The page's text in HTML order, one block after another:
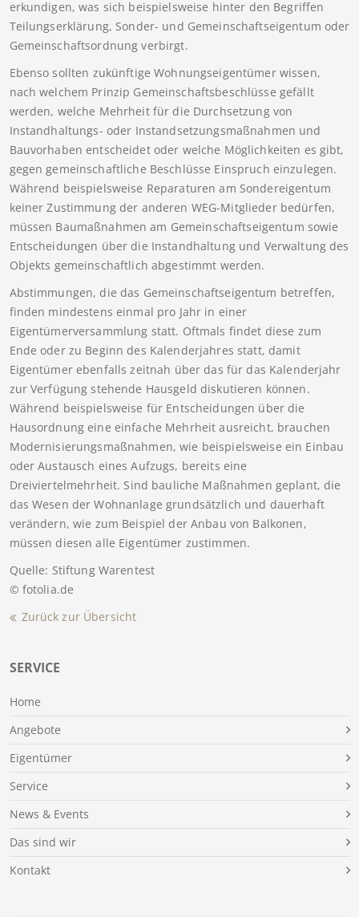
SERVICE
Home
Angebote
Eigentümer
Service
News & Events
Das sind wir
Kontakt
erkundigen, was sich beispielsweise hinter den Begriffen
Teilungserklärung, Sonder- und Gemeinschaftseigentum oder
Gemeinschaftsordnung verbirgt.
Ebenso sollten zukünftige Wohnungseigentümer wissen,
nach welchem Prinzip Gemeinschaftsbeschlüsse gefällt
werden, welche Mehrheit für die Durchsetzung von
Instandhaltungs- oder Instandsetzungsmaßnahmen und
Bauvorhaben entscheidet oder welche Möglichkeiten es gibt,
gegen gemeinschaftliche Beschlüsse Einspruch einzulegen.
Während beispielsweise Reparaturen am Sondereigentum
keiner Zustimmung der anderen WEG-Mitglieder bedürfen,
müssen Baumaßnahmen am Gemeinschaftseigentum sowie
Entscheidungen über die Instandhaltung und Verwaltung des
Objekts gemeinschaftlich abgestimmt werden.
Abstimmungen, die das Gemeinschaftseigentum betreffen,
finden mindestens einmal pro Jahr in einer
Eigentümerversammlung statt. Oftmals findet diese zum
Ende oder zu Beginn des Kalenderjahres statt, damit
Eigentümer ebenfalls zeitnah über das für das Kalenderjahr
zur Verfügung stehende Hausgeld diskutieren können.
Während beispielsweise für Entscheidungen über die
Hausordnung eine einfache Mehrheit ausreicht, brauchen
Modernisierungsmaßnahmen, wie beispielsweise ein Einbau
oder Austausch eines Aufzugs, bereits eine
Dreiviertelmehrheit. Sind bauliche Maßnahmen geplant, die
das Wesen der Wohnanlage grundsätzlich und dauerhaft
verändern, wie zum Beispiel der Anbau von Balkonen,
müssen diesen alle Eigentümer zustimmen.
Quelle: Stiftung Warentest
© fotolia.de
Zurück zur Übersicht